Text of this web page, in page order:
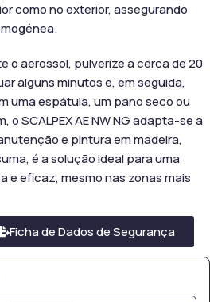
como no exterior, assegurando
o aerossol, pulverize a cerca de 20
alguns minutos e, em seguida,
uma espátula, um pano seco ou
o SCALPEX AE NW NG adapta-se a
e pintura em madeira,
é a solução ideal para uma
e eficaz, mesmo nas zonas mais
Ficha de Dados de Segurança